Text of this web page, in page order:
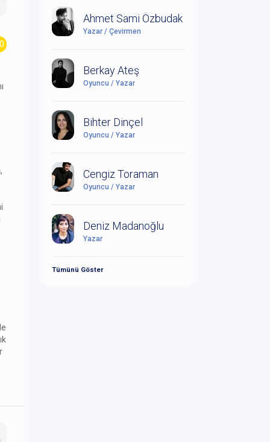
Ahmet Sami Özbudak
Yazar / Çevirmen
Berkay Ateş
Oyuncu / Yazar
Bihter Dinçel
Oyuncu / Yazar
Cengiz Toraman
Oyuncu / Yazar
Deniz Madanoğlu
Yazar
Tümünü Göster